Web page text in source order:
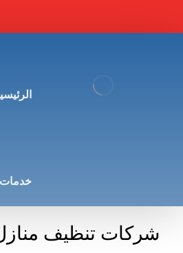
خدمات
شركات تنظيف منازل